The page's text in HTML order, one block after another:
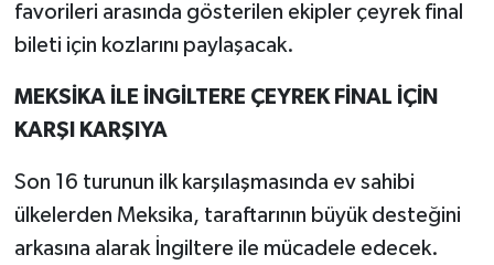
favorileri arasında gösterilen ekipler çeyrek final
bileti için kozlarını paylaşacak.
MEKSİKA İLE İNGİLTERE ÇEYREK FİNAL İÇİN
KARŞI KARŞIYA
Son 16 turunun ilk karşılaşmasında ev sahibi
ülkelerden Meksika, taraftarının büyük desteğini
arkasına alarak İngiltere ile mücadele edecek.